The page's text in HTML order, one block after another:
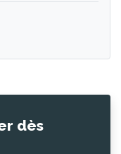
dès